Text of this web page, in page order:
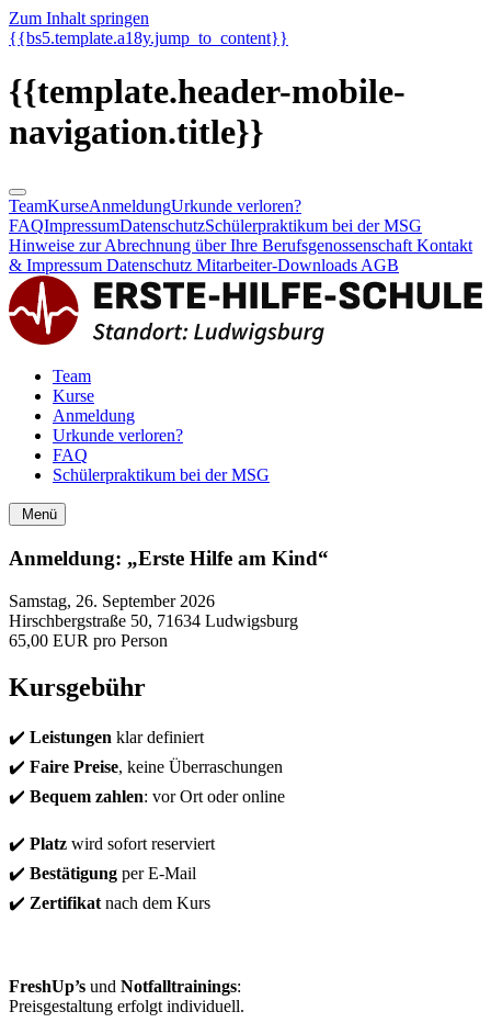
Zum Inhalt springen
{{bs5.template.a18y.jump_to_content}}
{{template.header-mobile-
navigation.title}}
TeamKurseAnmeldungUrkunde verloren?
FAQImpressumDatenschutzSchülerpraktikum bei der MSG
Hinweise zur Abrechnung über Ihre Berufsgenossenschaft Kontakt
& Impressum Datenschutz Mitarbeiter-Downloads AGB
Team
Kurse
Anmeldung
Urkunde verloren?
FAQ
Schülerpraktikum bei der MSG
Menü
Anmeldung: „Erste Hilfe am Kind“
Samstag, 26. September 2026
Hirschbergstraße 50, 71634 Ludwigsburg
65,00 EUR pro Person
Kursgebühr
✔️ Leistungen klar definiert
✔️ Faire Preise, keine Überraschungen
✔️ Bequem zahlen: vor Ort oder online
✔️ Platz wird sofort reserviert
✔️ Bestätigung per E-Mail
✔️ Zertifikat nach dem Kurs
FreshUp’s und Notfalltrainings:
Preisgestaltung erfolgt individuell.